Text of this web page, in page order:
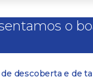
o
descoberta e de